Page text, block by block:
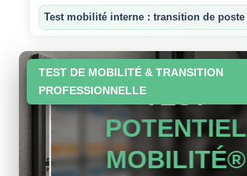
Test mobilité interne : transition de poste
TEST DE MOBILITÉ & TRANSITION
PROFESSIONNELLETEST
POTENTIEL
MOBILITÉ®